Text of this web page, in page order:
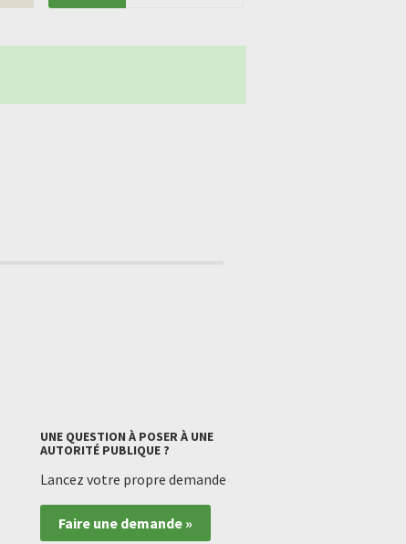
UNE QUESTION À POSER À UNE
AUTORITÉ PUBLIQUE ?
Lancez votre propre demande
Faire une demande »